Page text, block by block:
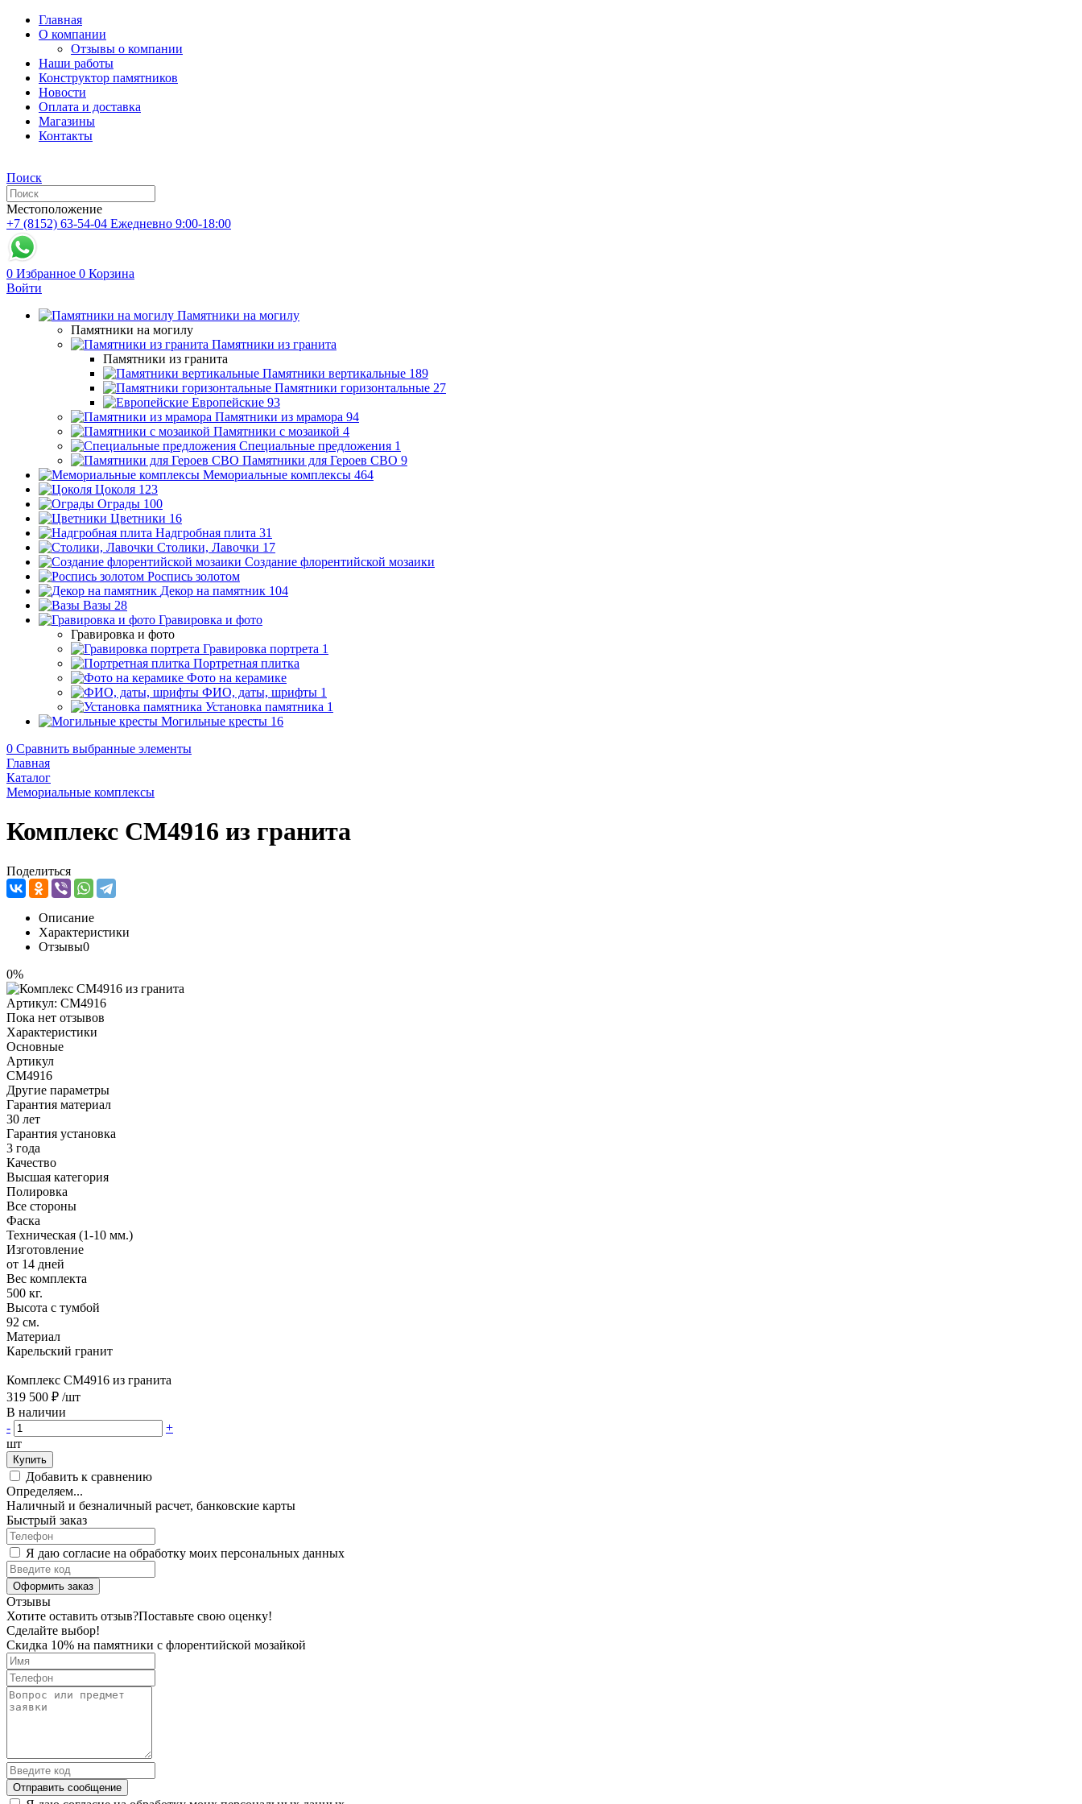
Главная
О компании
Отзывы о компании
Наши работы
Конструктор памятников
Новости
Оплата и доставка
Магазины
Контакты
Поиск
Местоположение
+7 (8152) 63-54-04 Ежедневно 9:00-18:00
0 Избранное 0 Корзина
Войти
Памятники на могилу
Памятники на могилу
Памятники из гранита
Памятники из гранита
Памятники вертикальные 189
Памятники горизонтальные 27
Европейские 93
Памятники из мрамора 94
Памятники с мозаикой 4
Специальные предложения 1
Памятники для Героев СВО 9
Мемориальные комплексы 464
Цоколя 123
Ограды 100
Цветники 16
Надгробная плита 31
Столики, Лавочки 17
Создание флорентийской мозаики
Роспись золотом
Декор на памятник 104
Вазы 28
Гравировка и фото
Гравировка и фото
Гравировка портрета 1
Портретная плитка
Фото на керамике
ФИО, даты, шрифты 1
Установка памятника 1
Могильные кресты 16
0 Сравнить выбранные элементы
Главная
Каталог
Мемориальные комплексы
Комплекс CM4916 из гранита
Поделиться
Описание
Характеристики
Отзывы0
0%
Артикул: CM4916
Пока нет отзывов
Характеристики
Основные
Артикул
CM4916
Другие параметры
Гарантия материал
30 лет
Гарантия установка
3 года
Качество
Высшая категория
Полировка
Все стороны
Фаска
Техническая (1-10 мм.)
Изготовление
от 14 дней
Вес комплекта
500 кг.
Высота с тумбой
92 см.
Материал
Карельский гранит
Комплекс CM4916 из гранита
319 500 ₽ /шт
В наличии
-
+
шт
Купить
Добавить к сравнению
Определяем...
Наличный и безналичный расчет, банковские карты
Быстрый заказ
Я даю согласие на обработку моих персональных данных
Оформить заказ
Отзывы
Хотите оставить отзыв?Поставьте свою оценку!
Сделайте выбор!
Скидка 10% на памятники с флорентийской мозайкой
Отправить сообщение